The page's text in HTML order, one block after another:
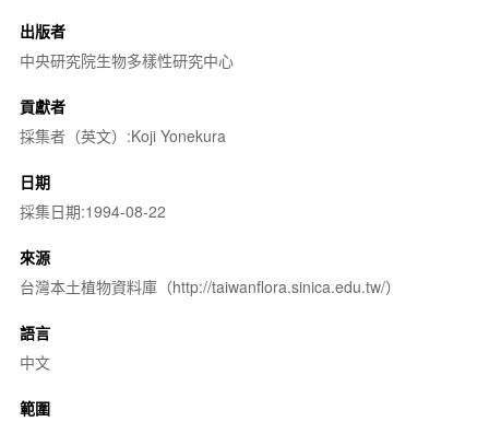
出版者
中央研究院生物多樣性研究中心
貢獻者
採集者（英文）:Koji Yonekura
日期
採集日期:1994-08-22
來源
台灣本土植物資料庫（http://taiwanflora.sinica.edu.tw/）
語言
中文
範圍